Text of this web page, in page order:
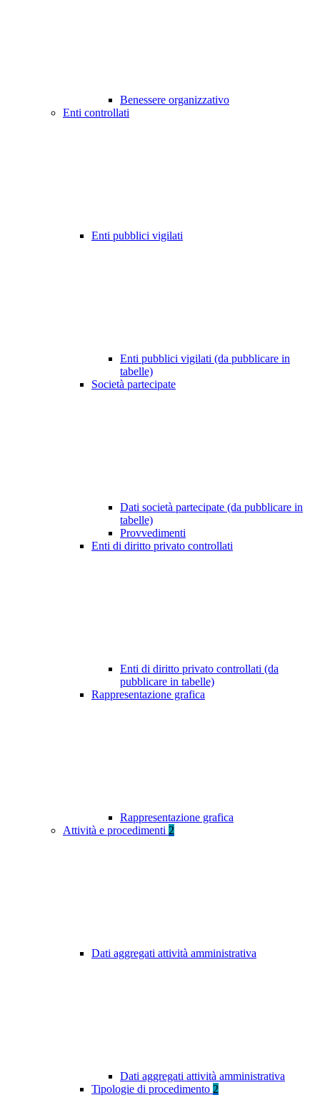
Benessere organizzativo
Enti controllati
Enti pubblici vigilati
Enti pubblici vigilati (da pubblicare in
tabelle)
Società partecipate
Dati società partecipate (da pubblicare in
tabelle)
Provvedimenti
Enti di diritto privato controllati
Enti di diritto privato controllati (da
pubblicare in tabelle)
Rappresentazione grafica
Rappresentazione grafica
Attività e procedimenti 2
Dati aggregati attività amministrativa
Dati aggregati attività amministrativa
Tipologie di procedimento 2